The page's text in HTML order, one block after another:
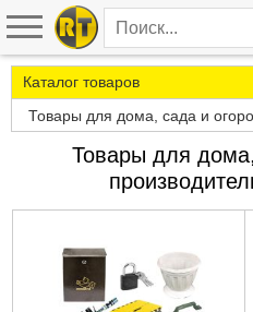
Каталог товаров
Товары для дома, сада и
Товары для